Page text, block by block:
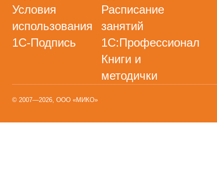
Условия
использования
1С-Подпись
Расписание
занятий
1С:Профессионал
Книги и
методички
© 2007—2026, ООО «МИКО»